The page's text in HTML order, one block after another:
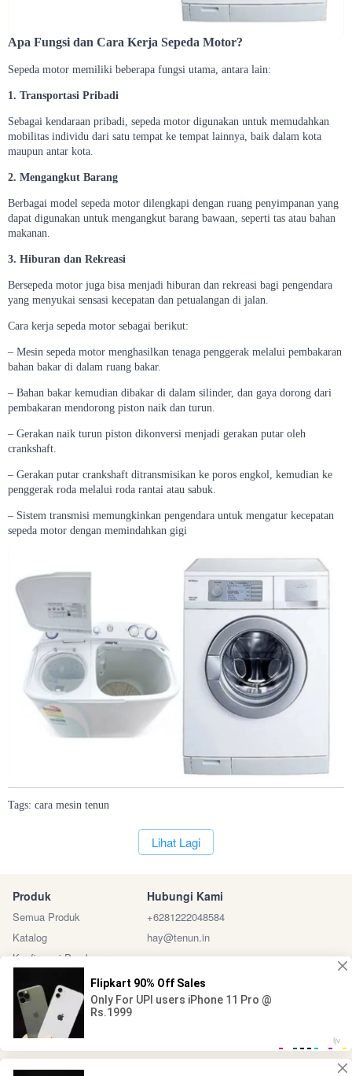
Apa Fungsi dan Cara Kerja Sepeda Motor?
Sepeda motor memiliki beberapa fungsi utama, antara lain:
1. Transportasi Pribadi
Sebagai kendaraan pribadi, sepeda motor digunakan untuk memudahkan
mobilitas individu dari satu tempat ke tempat lainnya, baik dalam kota
maupun antar kota.
2. Mengangkut Barang
Berbagai model sepeda motor dilengkapi dengan ruang penyimpanan yang
dapat digunakan untuk mengangkut barang bawaan, seperti tas atau bahan
makanan.
3. Hiburan dan Rekreasi
Bersepeda motor juga bisa menjadi hiburan dan rekreasi bagi pengendara
yang menyukai sensasi kecepatan dan petualangan di jalan.
Cara kerja sepeda motor sebagai berikut:
– Mesin sepeda motor menghasilkan tenaga penggerak melalui pembakaran
bahan bakar di dalam ruang bakar.
– Bahan bakar kemudian dibakar di dalam silinder, dan gaya dorong dari
pembakaran mendorong piston naik dan turun.
– Gerakan naik turun piston dikonversi menjadi gerakan putar oleh
crankshaft.
– Gerakan putar crankshaft ditransmisikan ke poros engkol, kemudian ke
penggerak roda melalui roda rantai atau sabuk.
– Sistem transmisi memungkinkan pengendara untuk mengatur kecepatan
sepeda motor dengan memindahkan gigi
Tags: cara mesin tenun
`Lihat Lagi
Produk
Semua Produk
Katalog
Konfirmasi Pembayaran
Hubungi Kami
+6281222048584
hay@tenun.in
Sosial Media Marketplace